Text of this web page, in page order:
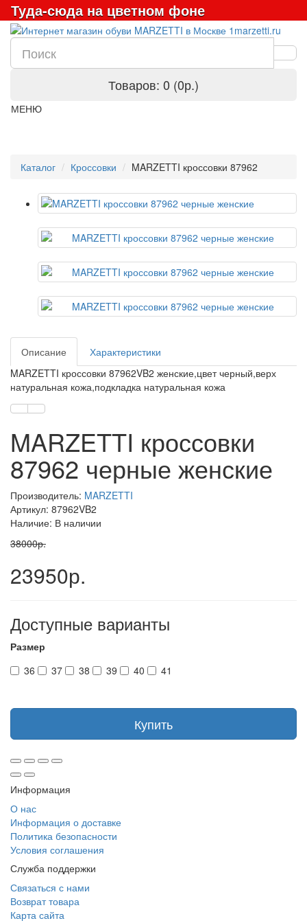
Туда-сюда на цветном фоне
Товаров: 0 (0р.)
МЕНЮ
Каталог Кроссовки MARZETTI кроссовки 87962
Описание
Характеристики
MARZETTI кроссовки 87962VB2 женские,цвет черный,верх
натуральная кожа,подкладка натуральная кожа
MARZETTI кроссовки
87962 черные женские
Производитель: MARZETTI
Артикул: 87962VB2
Наличие: В наличии
38000р.
23950р.
Доступные варианты
Размер
36
37 38 39 40 41
Купить
Информация
О нас
Информация о доставке
Политика безопасности
Условия соглашения
Служба поддержки
Связаться с нами
Возврат товара
Карта сайта